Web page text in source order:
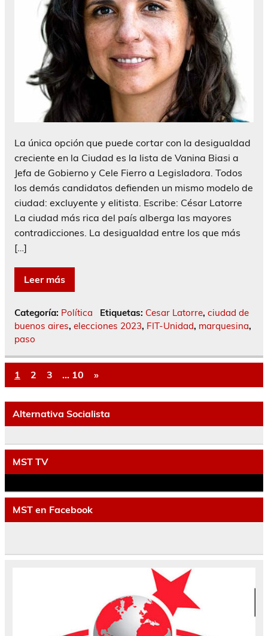
La única opción que puede cortar con la desigualdad
creciente en la Ciudad es la lista de Vanina Biasi a
Jefa de Gobierno y Cele Fierro a Legisladora. Todos
los demás candidatos defienden un mismo modelo de
ciudad: excluyente y elitista. Escribe: César Latorre
La ciudad más rica del país alberga las mayores
contradicciones. La desigualdad entre los que más
[…]
Leer más
Categoría: Política Etiquetas: Cesar Latorre, ciudad de
buenos aires, elecciones 2023, FIT-Unidad, marquesina,
paso
1 2 3 … 10 »
Alternativa Socialista
MST TV
MST en Facebook